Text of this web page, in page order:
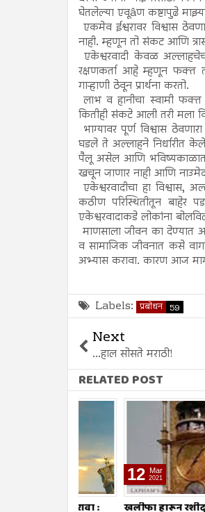
घेतलेल्या एवूâण कष्टापुढे
एकमेव ईश्वरावर विश्वास
नाही. म्हणून तो संकट आणि
एकेश्वरवादी केवळ
रक्षणकर्ता आहे म्हणून फक्त
गाऱ्हाणी ठेवून प्रार्थना करतो.
लाभ व हानीचा स्वामी
कितीही संकटे आली तरी मला
भाग्यावर पूर्ण विश्वास
घडले ते अल्लाहने निर्धारीत
पैलू असेल आणि
खचून जाणार नाही आणि नाउमेद
एकेश्वरवादीचा हा विश्वास,
कठीण परिस्थितीतून बाहेर
एकेश्वरवादाकडे लोकांना
माणसाला जीवन का देण्यात
व सामाजिक जीवनात कसे
अभ्यास करावा. कारण आज
Labels: प्रबोधन 59
Next
...हाल सोसते मराठी!
RELATED POST
12 Mar
2021
खलीफा हारून रशीद यांचे